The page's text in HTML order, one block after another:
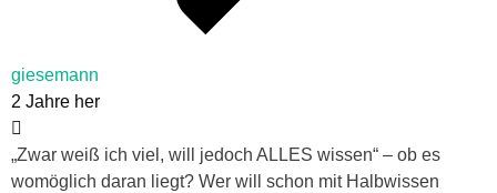
giesemann
2 Jahre her
„Zwar weiß ich viel, will jedoch ALLES wissen“ – ob es
womöglich daran liegt? Wer will schon mit Halbwissen